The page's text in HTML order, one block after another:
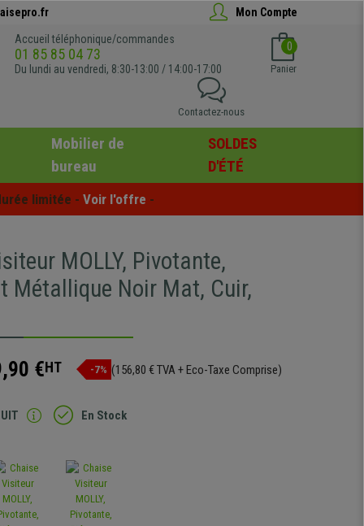
Mon Compte
Accueil téléphonique/commandes
01 85 85 04 73
Du lundi au vendredi, 8:30-13:00 / 14:00-17:00
0
Panier
Contactez-nous
Mobilier de
bureau
SOLDES
D'ÉTÉ
limitée - Voir l'offre -
MOLLY, Pivotante,
Métallique Noir Mat, Cuir,
€HT -7% (156,80 € TVA + Eco-Taxe Comprise)
En Stock